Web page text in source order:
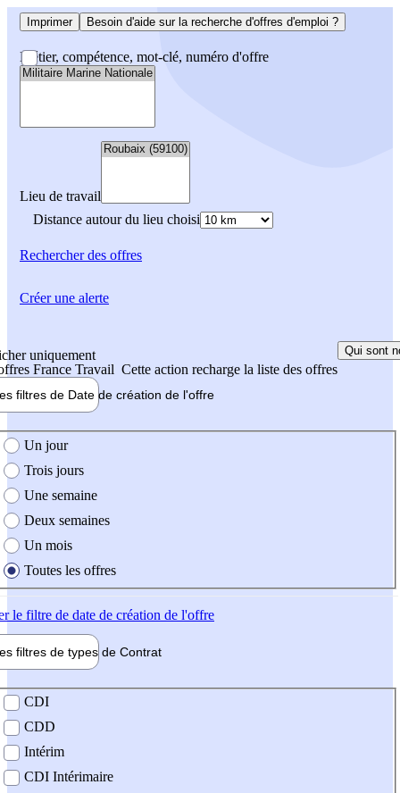
Imprimer Besoin d'aide sur la recherche d'offres d'emploi ?
Métier, compétence, mot-clé, numéro d'offre
Lieu de travail
Distance autour du lieu choisi
Rechercherdes offres
uniquement
France Travail Cette action recharge la liste des offres
Qui sont
filtres de Date de création de l'offre
création de l'offre
Un jour
Trois jours
Une semaine
Deux semaines
Un mois
Toutes les offres
le filtre de date de création de l'offre
filtres de types de Contrat
contrat
CDI
CDD
Intérim
CDI Intérimaire
Créer une alerte